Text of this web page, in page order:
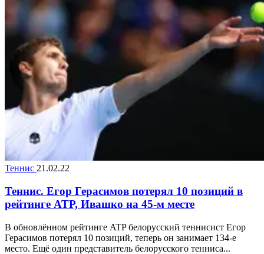
Теннис 21.02.22
Теннис. Егор Герасимов потерял 10 позиций в
рейтинге ATP, Ивашко на 45-м месте
В обновлённом рейтинге ATP белорусский теннисист Егор
Герасимов потерял 10 позиций, теперь он занимает 134-е
место. Ещё один представитель белорусского тенниса...